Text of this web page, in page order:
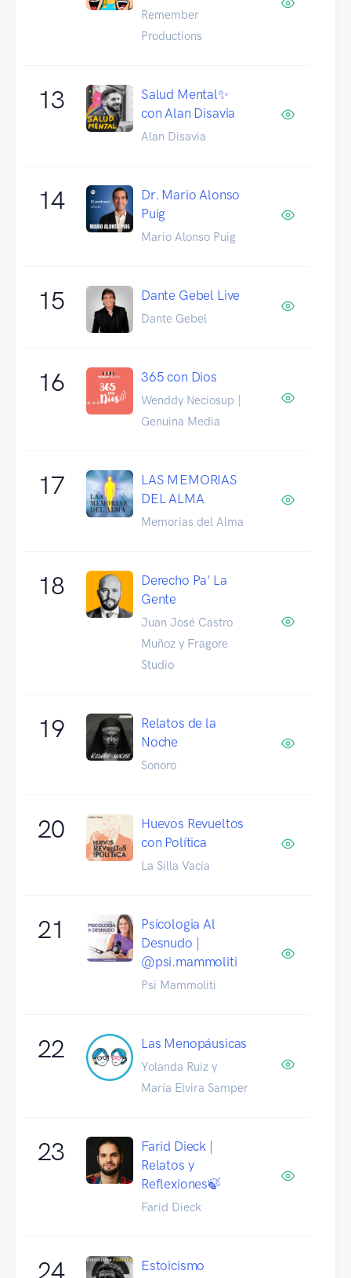
Remember
Productions
13
Salud Mental✨
con Alan Disavia
Alan Disavia
14
Dr. Mario Alonso
Puig
Mario Alonso Puig
15 Dante Gebel Live
Dante Gebel
16 365 con Dios
Wenddy Neciosup |
Genuina Media
17
LAS MEMORIAS
DEL ALMA
Memorias del Alma
18
Derecho Pa' La
Gente
Juan José Castro
Muñoz y Fragore
Studio
19
Relatos de la
Noche
Sonoro
20
Huevos Revueltos
con Política
La Silla Vacía
21
Psicologia Al
Desnudo |
@psi.mammoliti
Psi Mammoliti
22 Las Menopáusicas
Yolanda Ruiz y
María Elvira Samper
23
Farid Dieck |
Relatos y
Reflexiones🍃
Farid Dieck
24
Estoicismo